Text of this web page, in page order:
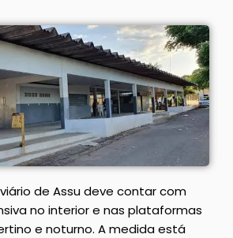
de Assu deve contar com
no interior e nas plataformas
e noturno. A medida está